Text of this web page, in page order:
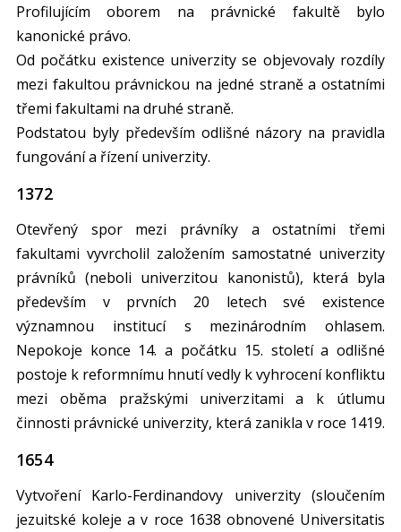
Profilujícím oborem na právnické fakultě bylo
kanonické právo.
Od počátku existence univerzity se objevovaly rozdíly
mezi fakultou právnickou na jedné straně a ostatními
třemi fakultami na druhé straně.
Podstatou byly především odlišné názory na pravidla
fungování a řízení univerzity.
1372
Otevřený spor mezi právníky a ostatními třemi
fakultami vyvrcholil založením samostatné univerzity
právníků (neboli univerzitou kanonistů), která byla
především v prvních 20 letech své existence
významnou institucí s mezinárodním ohlasem.
Nepokoje konce 14. a počátku 15. století a odlišné
postoje k reformnímu hnutí vedly k vyhrocení konfliktu
mezi oběma pražskými univerzitami a k útlumu
činnosti právnické univerzity, která zanikla v roce 1419.
1654
Vytvoření Karlo-Ferdinandovy univerzity (sloučením
jezuitské koleje a v roce 1638 obnovené Universitatis